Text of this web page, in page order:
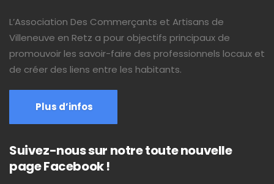
L’Association Des Commerçants et Artisans de
Villeneuve en Retz a pour objectifs principaux de
promouvoir les savoir-faire des professionnels locaux et
de créer des liens entre les habitants.
Plus d’infos
Suivez-nous sur notre toute nouvelle
page Facebook !